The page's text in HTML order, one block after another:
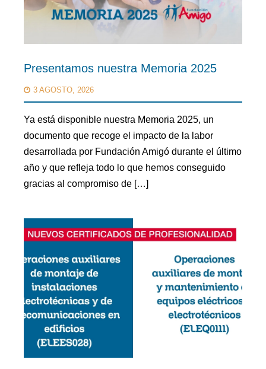
Presentamos nuestra Memoria 2025
3 AGOSTO, 2026
Ya está disponible nuestra Memoria 2025, un
documento que recoge el impacto de la labor
desarrollada por Fundación Amigó durante el último
año y que refleja todo lo que hemos conseguido
gracias al compromiso de […]